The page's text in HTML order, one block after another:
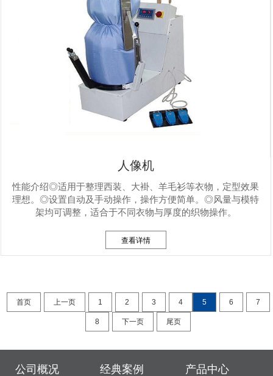
人像机
性能介绍◎适用于整理西装、大褂、羊毛衫等衣物，定型效果
理想。◎设置自动及手动操作，操作方便简单。◎风量与模特
架均可调整，适合于不同衣物与厚度的织物操作。
查看详情
首页 上一页 1 2 3 4 5 6 7
8 下一页 尾页
公司概况 经典案例 产品中心